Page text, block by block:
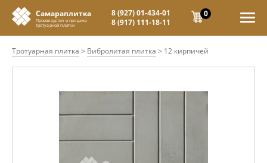
Самараплитка
Производство и продажа
тротуарной плитки
8 (927) 01-434-01
8 (917) 111-18-11
0
Тротуарная плитка > Вибролитая плитка > 12 кирпичей